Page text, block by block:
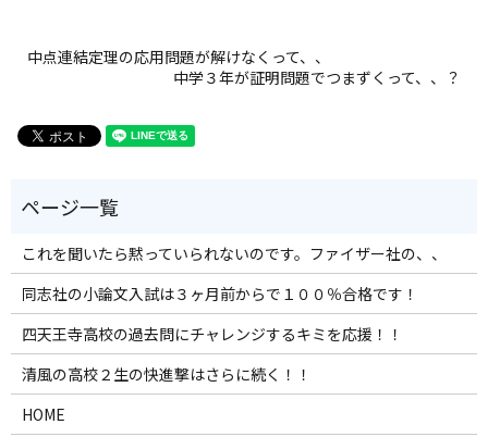
中点連結定理の応用問題が解けなくって、、
中学３年が証明問題でつまずくって、、？
これを聞いたら黙っていられないのです。ファイザー社の、、
同志社の小論文入試は３ヶ月前からで１００％合格です！
四天王寺高校の過去問にチャレンジするキミを応援！！
清風の高校２生の快進撃はさらに続く！！
HOME